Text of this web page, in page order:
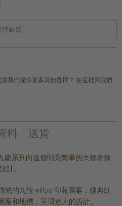
時缺貨
我們提供更多其他選擇？ 在這裡與我們
料 送貨
龍系列向這個明亮繁華的大都會致
計。
統的九龍 willow 印花圖案，經典紅
和地標，呈現迷人的設計。